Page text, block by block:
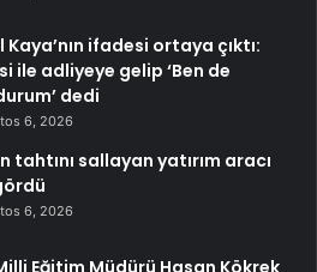
Kaya’nın ifadesi ortaya çıktı:
ile adliyeye gelip ‘Ben de
dedi
6, 2026
tahtını sallayan yatırım aracı
6, 2026